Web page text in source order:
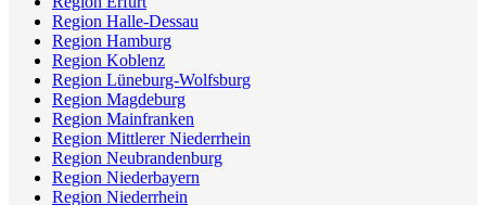
Region Halle-Dessau
Region Hamburg
Region Koblenz
Region Lüneburg-Wolfsburg
Region Magdeburg
Region Mainfranken
Region Mittlerer Niederrhein
Region Neubrandenburg
Region Niederbayern
Region Niederrhein